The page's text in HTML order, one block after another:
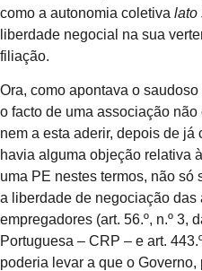
como a autonomia coletiva lato
liberdade negocial na sua
filiação.
Ora, como apontava o
o facto de uma associação
nem a esta aderir, depois de
havia alguma objeção relativa
uma PE nestes termos, não só
a liberdade de negociação
empregadores (art. 56.º, n.º 3,
Portuguesa – CRP – e art.
poderia levar a que o